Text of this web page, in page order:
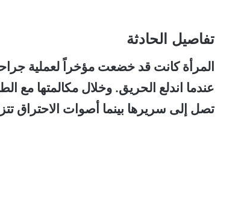
تفاصيل الحادثة
المرأة كانت قد خضعت مؤخراً لعملية
عندما اندلع الحريق. وخلال مكالمتها مع
تصل إلى سريرها بينما أصوات الاحتراق